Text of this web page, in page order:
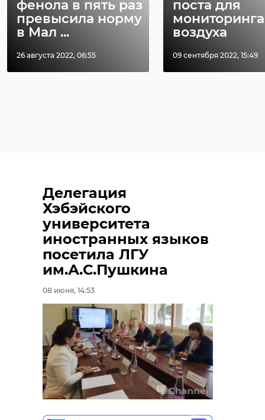
фенола в пять раз
превысила норму
в Мал ...
26 августа 2022, 06:55
поста для
мониторинга
воздуха
09 сентября 2022, 15:49
Делегация
Хэбэйского
университета
иностранных языков
посетила ЛГУ
им.А.С.Пушкина
08 июня, 14:53